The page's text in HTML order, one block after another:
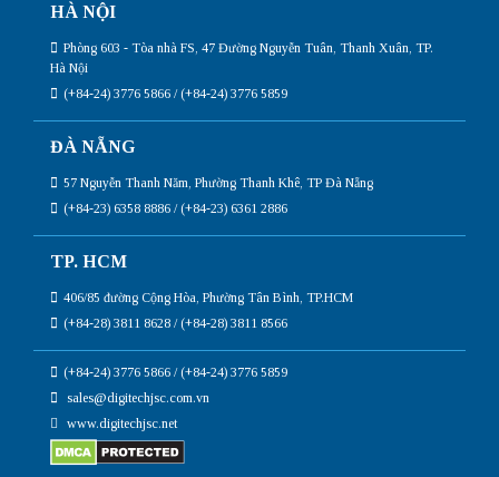
HÀ NỘI
Phòng 603 - Tòa nhà FS, 47 Đường Nguyễn Tuân, Thanh Xuân, TP.
Hà Nội
(+84-24) 3776 5866 / (+84-24) 3776 5859
ĐÀ NẴNG
57 Nguyễn Thanh Năm, Phường Thanh Khê, TP Đà Nẵng
(+84-23) 6358 8886 / (+84-23) 6361 2886
TP. HCM
406/85 đường Cộng Hòa, Phường Tân Bình, TP.HCM
(+84-28) 3811 8628 / (+84-28) 3811 8566
(+84-24) 3776 5866 / (+84-24) 3776 5859
sales@digitechjsc.com.vn
www.digitechjsc.net